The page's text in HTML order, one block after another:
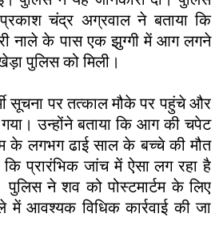
प्रकाश चंद्र अग्रवाल ने बताया कि
नाले के पास एक झुग्गी में आग लगने
पुलिस को मिली।
सूचना पर तत्काल मौके पर पहुंचे और
उन्होंने बताया कि आग की चपेट
के लगभग ढाई साल के बच्चे की मौत
कि प्रारंभिक जांच में ऐसा लग रहा है
पुलिस ने शव को पोस्टमार्टम के लिए
में आवश्यक विधिक कार्रवाई की जा